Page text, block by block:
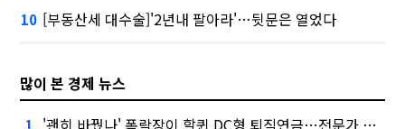
10 [부동산세 대수술]'2년내 팔아라'…뒷문은 열었다
많이 본 경제 뉴스